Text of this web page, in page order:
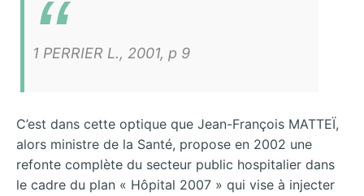
1 PERRIER L., 2001, p 9
C’est dans cette optique que Jean-François MATTEÏ,
alors ministre de la Santé, propose en 2002 une
refonte complète du secteur public hospitalier dans
le cadre du plan « Hôpital 2007 » qui vise à injecter